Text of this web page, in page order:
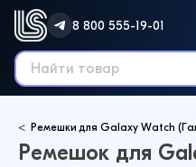
8 800 555-19-01
Ремешки для Galaxy Watch
Ремешок для